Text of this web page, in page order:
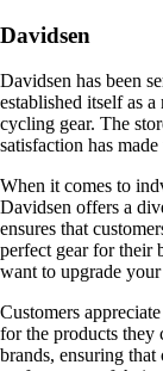
Davidsen
Davidsen has been
established itself as
cycling gear. The
satisfaction has
When it comes to
Davidsen offers a
ensures that
perfect gear for their
want to upgrade
Customers
for the products they
brands, ensuring